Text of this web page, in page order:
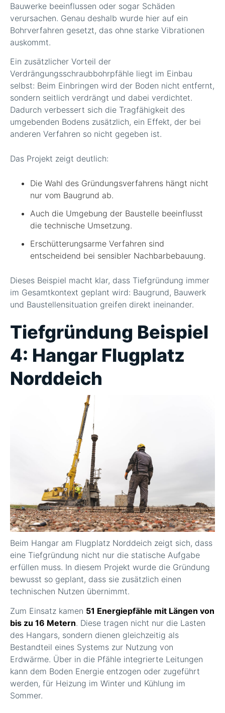
Bauwerke beeinflussen oder sogar Schäden
verursachen. Genau deshalb wurde hier auf ein
Bohrverfahren gesetzt, das ohne starke Vibrationen
auskommt.
Ein zusätzlicher Vorteil der
Verdrängungsschraubbohrpfähle liegt im Einbau
selbst: Beim Einbringen wird der Boden nicht entfernt,
sondern seitlich verdrängt und dabei verdichtet.
Dadurch verbessert sich die Tragfähigkeit des
umgebenden Bodens zusätzlich, ein Effekt, der bei
anderen Verfahren so nicht gegeben ist.
Das Projekt zeigt deutlich:
Die Wahl des Gründungsverfahrens hängt nicht
nur vom Baugrund ab.
Auch die Umgebung der Baustelle beeinflusst
die technische Umsetzung.
Erschütterungsarme Verfahren sind
entscheidend bei sensibler Nachbarbebauung.
Dieses Beispiel macht klar, dass Tiefgründung immer
im Gesamtkontext geplant wird: Baugrund, Bauwerk
und Baustellensituation greifen direkt ineinander.
Tiefgründung Beispiel
4: Hangar Flugplatz
Norddeich
Beim Hangar am Flugplatz Norddeich zeigt sich, dass
eine Tiefgründung nicht nur die statische Aufgabe
erfüllen muss. In diesem Projekt wurde die Gründung
bewusst so geplant, dass sie zusätzlich einen
technischen Nutzen übernimmt.
Zum Einsatz kamen 51 Energiepfähle mit Längen von
bis zu 16 Metern. Diese tragen nicht nur die Lasten
des Hangars, sondern dienen gleichzeitig als
Bestandteil eines Systems zur Nutzung von
Erdwärme. Über in die Pfähle integrierte Leitungen
kann dem Boden Energie entzogen oder zugeführt
werden, für Heizung im Winter und Kühlung im
Sommer.